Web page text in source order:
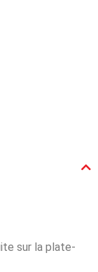
sur la plate-